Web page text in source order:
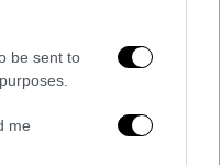
be sent to
me Ποιμενίδης:
σχέσης, οι